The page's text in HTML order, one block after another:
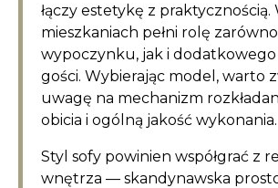
łączy estetykę z praktycznością.
mieszkaniach pełni rolę
wypoczynku, jak i dodatkowego
gości. Wybierając model, warto
uwagę na mechanizm
obicia i ogólną jakość wykonania.
Styl sofy powinien współgrać z
wnętrza — skandynawska